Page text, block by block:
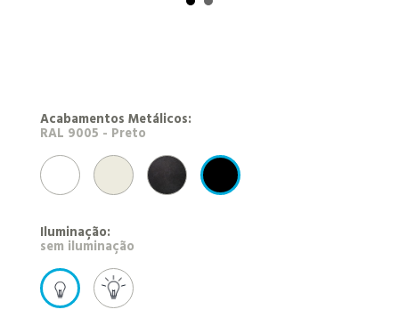
Acabamentos Metálicos:
TH09 - Branco Brilhante 1213
RAL 9010 - BrancoNEROTEX (antracite)
RAL 9005 - Preto
Iluminação:
sem iluminaçãocom iluminação